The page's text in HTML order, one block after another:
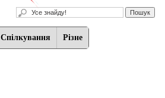
Спiлкування Різне